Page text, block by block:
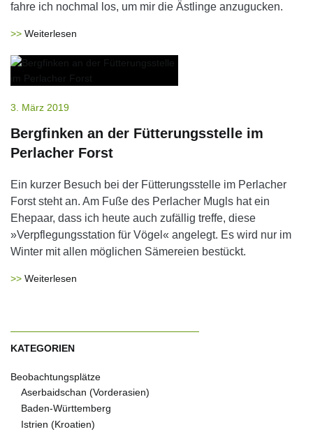
fahre ich nochmal los, um mir die Ästlinge anzugucken.
Weiterlesen
3. März 2019
Bergfinken an der Fütterungsstelle im
Perlacher Forst
Ein kurzer Besuch bei der Fütterungsstelle im Perlacher
Forst steht an. Am Fuße des Perlacher Mugls hat ein
Ehepaar, dass ich heute auch zufällig treffe, diese
»Verpflegungsstation für Vögel« angelegt. Es wird nur im
Winter mit allen möglichen Sämereien bestückt.
Weiterlesen
KATEGORIEN
Beobachtungsplätze
Aserbaidschan (Vorderasien)
Baden-Württemberg
Istrien (Kroatien)